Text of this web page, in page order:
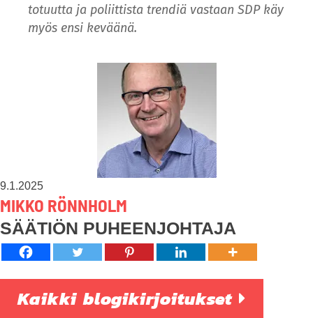
totuutta ja poliittista trendiä vastaan SDP käy
myös ensi keväänä.
9.1.2025
MIKKO RÖNNHOLM
SÄÄTIÖN PUHEENJOHTAJA
Kaikki blogikirjoitukset